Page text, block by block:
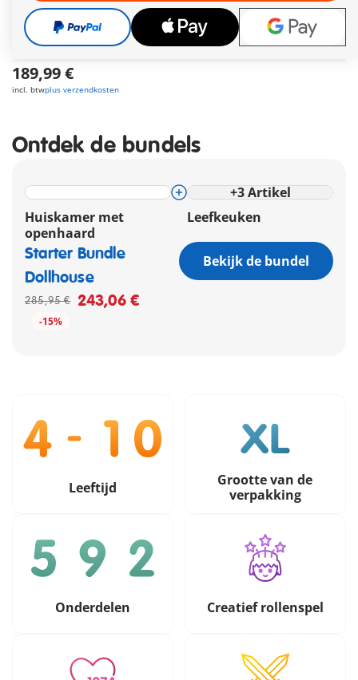
Leveringstermijn op dit moment 2 tot 4 werkdagen
Gratis verzending vanaf €40
189,99 €
incl. btwplus verzendkosten
Ontdek de bundels
Huiskamer met
openhaard
+3 Artikel
Leefkeuken
Starter Bundle
Dollhouse
285,95 € 243,06 €
-15%
Bekijk de bundel
Leeftijd
Grootte van de
verpakking
Onderdelen Creatief rollenspel